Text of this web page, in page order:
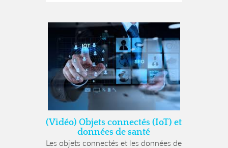
(Vidéo) Objets connectés (IoT) et
données de santé
Les objets connectés et les données de